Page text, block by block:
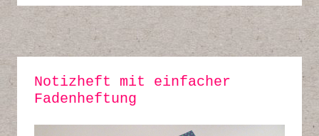
Notizheft mit einfacher
Fadenheftung